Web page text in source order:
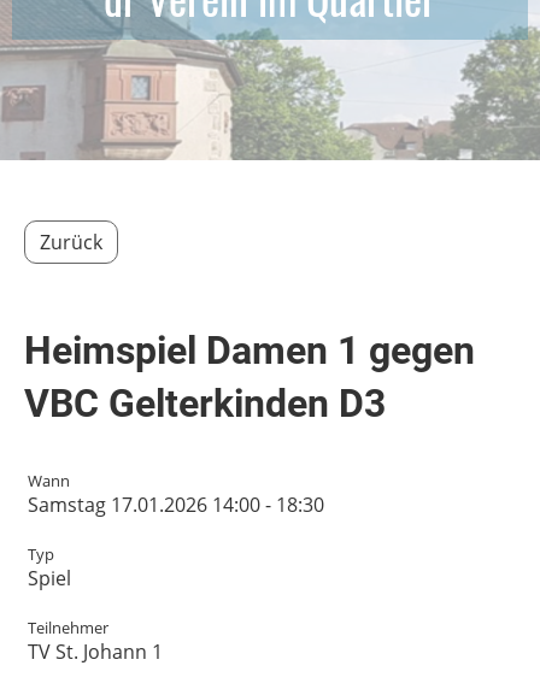
Zurück
Heimspiel Damen 1 gegen
VBC Gelterkinden D3
Wann
Samstag 17.01.2026 14:00 - 18:30
Typ
Spiel
Teilnehmer
TV St. Johann 1